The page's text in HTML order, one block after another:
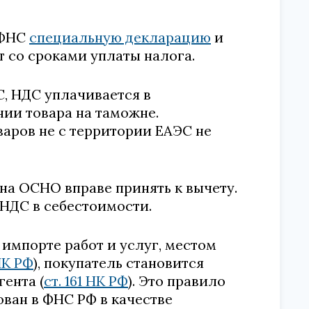
специальную декларацию и
со сроками уплаты налога.
НДС уплачивается в
товара на таможне.
не с территории ЕАЭС не
ОСНО вправе принять к вычету.
в себестоимости.
работ и услуг, местом
РФ), покупатель становится
(ст. 161 НК РФ). Это правило
в ФНС РФ в качестве